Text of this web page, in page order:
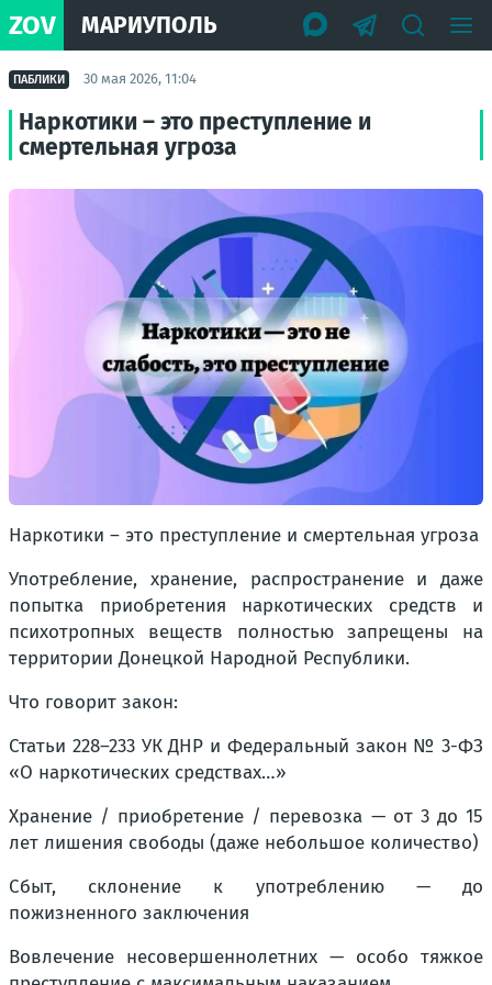
ZOV МАРИУПОЛЬ
ПАБЛИКИ 30 мая 2026, 11:04
Наркотики – это преступление и
смертельная угроза
Наркотики – это преступление и смертельная угроза
Употребление, хранение, распространение и даже
попытка приобретения наркотических средств и
психотропных веществ полностью запрещены на
территории Донецкой Народной Республики.
Что говорит закон:
Статьи 228–233 УК ДНР и Федеральный закон № 3-ФЗ
«О наркотических средствах…»
Хранение / приобретение / перевозка — от 3 до 15
лет лишения свободы (даже небольшое количество)
Сбыт, склонение к употреблению — до
пожизненного заключения
Вовлечение несовершеннолетних — особо тяжкое